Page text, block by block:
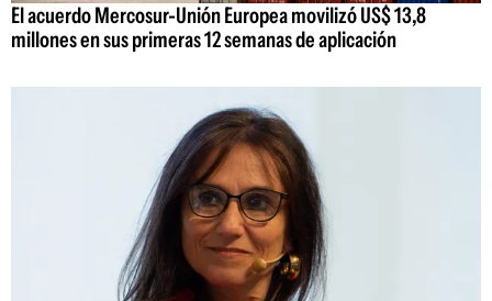
El acuerdo Mercosur-Unión Europea movilizó US$ 13,8
millones en sus primeras 12 semanas de aplicación